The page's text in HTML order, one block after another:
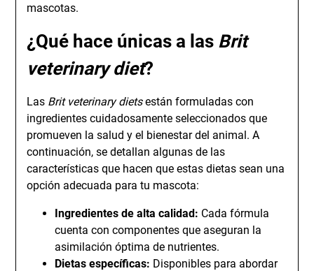
mascotas.
¿Qué hace únicas a las Brit
veterinary diet?
Las Brit veterinary dietsestán formuladas con
ingredientes cuidadosamente seleccionados que
promueven la salud y el bienestar del animal. A
continuación, se detallan algunas de las
características que hacen que estas dietas sean una
opción adecuada para tu mascota:
Ingredientes de alta calidad: Cada fórmula
cuenta con componentes que aseguran la
asimilación óptima de nutrientes.
Dietas específicas: Disponibles para abordar